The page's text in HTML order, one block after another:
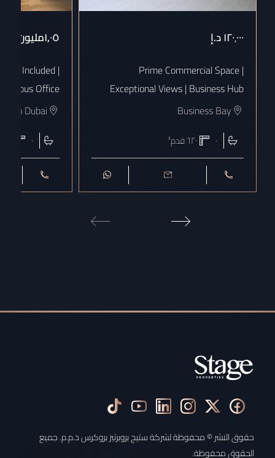
١٢٠٬٠٠٠د.إ
Prime Commercial Space |
Exceptional Views | Business Hub
Business Bay
٠ ٦٢٠قدم²
١٫٠٥مليون
Included |
Office
Dubai
٠
حقوق النشر © محفوظة لشركة ستيج بروبرتيز بروكرس ذ.م.م. جميع
الحقوق محفوظة.